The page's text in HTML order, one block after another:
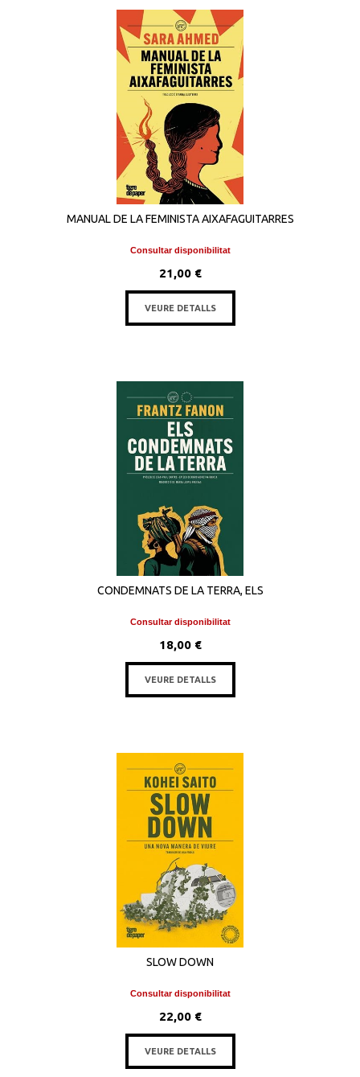
MANUAL DE LA FEMINISTA AIXAFAGUITARRES
Consultar disponibilitat
21,00 €
VEURE DETALLS
CONDEMNATS DE LA TERRA, ELS
Consultar disponibilitat
18,00 €
VEURE DETALLS
SLOW DOWN
Consultar disponibilitat
22,00 €
VEURE DETALLS